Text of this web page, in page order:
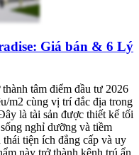
Giá bán & 6 Lý
tâm điểm đầu tư 2026
m2 cùng vị trí đắc địa trong
là tài sản được thiết kế tối
nghỉ dưỡng và tiềm
tiện ích đẳng cấp và uy